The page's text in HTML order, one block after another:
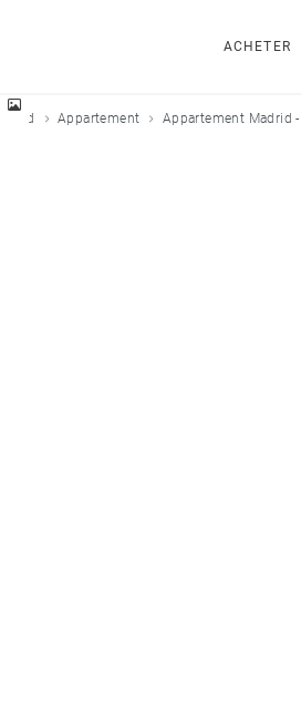
ACHETER
Madrid Appartement Appartement Madrid -